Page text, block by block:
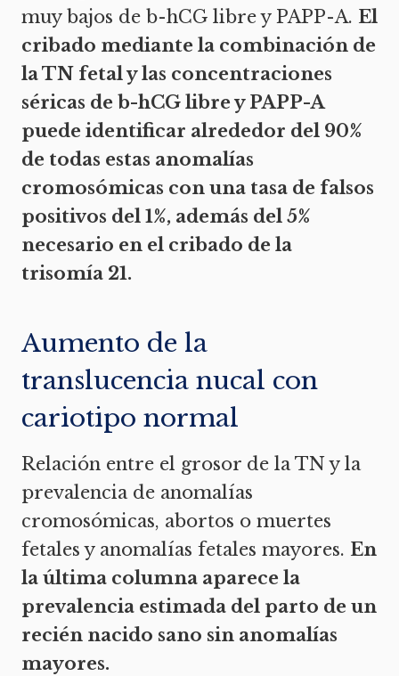
muy bajos de b-hCG libre y PAPP-A. El
cribado mediante la combinación de
la TN fetal y las concentraciones
séricas de b-hCG libre y PAPP-A
puede identificar alrededor del 90%
de todas estas anomalías
cromosómicas con una tasa de falsos
positivos del 1%, además del 5%
necesario en el cribado de la
trisomía 21.
Aumento de la
translucencia nucal con
cariotipo normal
Relación entre el grosor de la TN y la
prevalencia de anomalías
cromosómicas, abortos o muertes
fetales y anomalías fetales mayores. En
la última columna aparece la
prevalencia estimada del parto de un
recién nacido sano sin anomalías
mayores.